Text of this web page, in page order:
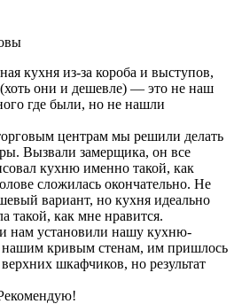
кухня из-за короба и выступов,
они и дешевле) — это не наш
где были, но не нашли
центрам мы решили делать
Вызвали замерщика, он все
кухню именно такой, как
сложилась окончательно. Не
вариант, но кухня идеально
такой, как мне нравится.
нам установили нашу кухню-
нашим кривым стенам, им пришлось
шкафчиков, но результат